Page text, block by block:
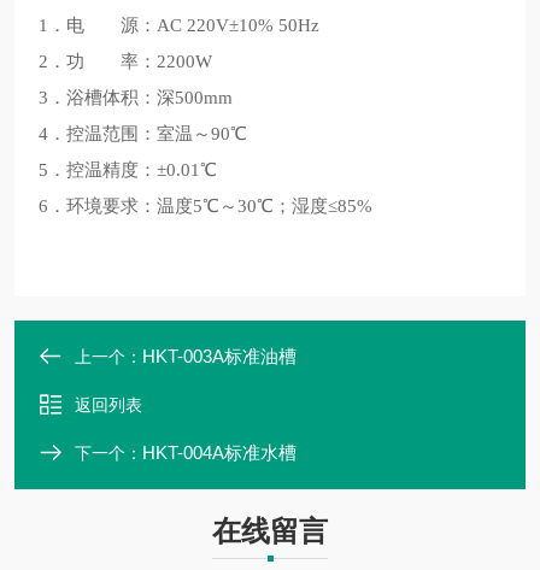
1．电 源：AC 220V±10% 50Hz
2．功 率：2200W
3．浴槽体积：深500mm
4．控温范围：室温～90℃
5．控温精度：±0.01℃
6．环境要求：温度5℃～30℃；湿度≤85%
上一个： HKT-003A标准油槽
返回列表
下一个： HKT-004A标准水槽
在线留言